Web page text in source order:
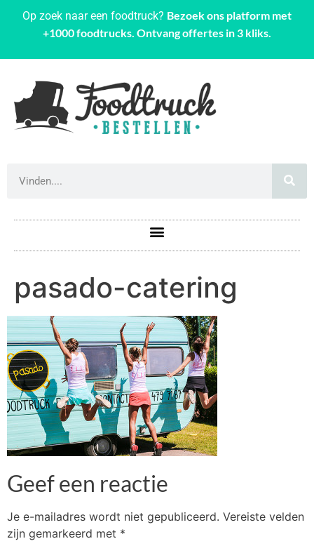
Op zoek naar een foodtruck? Bezoek ons platform met
+1000 foodtrucks. Ontvang offertes in 3 kliks.
pasado-catering
Geef een reactie
Je e-mailadres wordt niet gepubliceerd. Vereiste velden
zijn gemarkeerd met *